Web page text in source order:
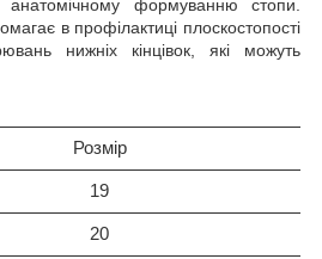
анатомічному формуванню стопи.
в профілактиці плоскостопості
нижніх кінцівок, які можуть
Розмір
19
20